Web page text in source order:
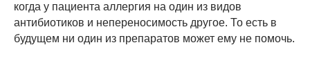
когда у пациента аллергия на один из видов
антибиотиков и непереносимость другое. То есть в
будущем ни один из препаратов может ему не помочь.